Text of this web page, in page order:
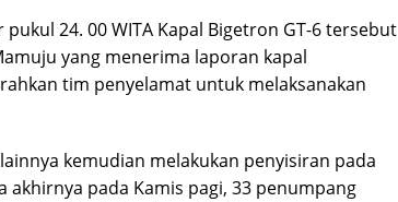
24. 00 WITA Kapal Bigetron GT-6 tersebut
yang menerima laporan kapal
tim penyelamat untuk melaksanakan
kemudian melakukan penyisiran pada
akhirnya pada Kamis pagi, 33 penumpang